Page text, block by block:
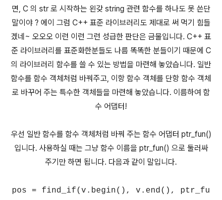
면, C 의 str 로 시작하는 왼갖 string 관련 함수를 하나도 못 쓴단
말이야 ? 에이 그럼 C++ 표준 라이브러리도 제대로 써 먹기 힘들
겠네~ 오오오 이런 이런 그런 성급한 판단은 금물입니다. C++ 표
준 라이브러리를 표준화한분들도 나름 똑똑한 분들이기 때문에 C
의 라이브러리 함수를 쓸 수 있는 방법을 마련해 놓았습니다. 일반
함수를 함수 객체처럼 바꿔주고, 이항 함수 객체를 단항 함수 객체
로 바꾸어 주는 특수한 객체들을 마련해 놓았습니다. 이름하여 함
수 어댑터!
우선 일반 함수를 함수 객체처럼 바꿔 주는 함수 어댑터 ptr_fun()
입니다. 사용하실 때는 그냥 함수 이름을 ptr_fun() 으로 둘러싸
주기만 하면 됩니다. 다음과 같이 말입니다.
pos = find_if(v.begin(), v.end(), ptr_fu